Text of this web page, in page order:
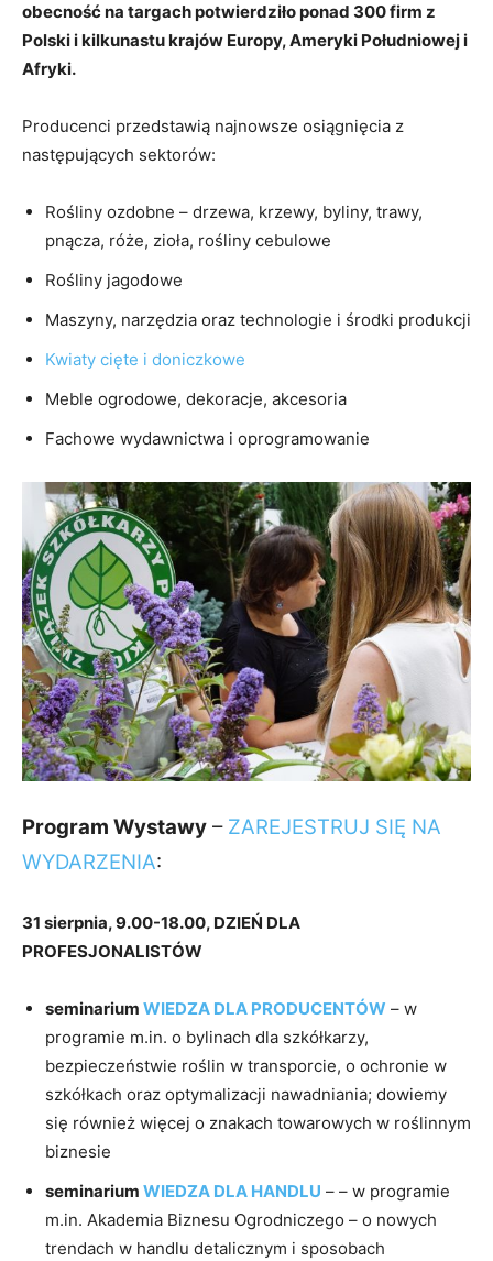
obecność na targach potwierdziło ponad 300 firm z
Polski i kilkunastu krajów Europy, Ameryki Południowej i
Afryki.
Producenci przedstawią najnowsze osiągnięcia z
następujących sektorów:
Rośliny ozdobne – drzewa, krzewy, byliny, trawy,
pnącza, róże, zioła, rośliny cebulowe
Rośliny jagodowe
Maszyny, narzędzia oraz technologie i środki produkcji
Kwiaty cięte i doniczkowe
Meble ogrodowe, dekoracje, akcesoria
Fachowe wydawnictwa i oprogramowanie
Program Wystawy – ZAREJESTRUJ SIĘ NA
WYDARZENIA:
31 sierpnia, 9.00-18.00, DZIEŃ DLA
PROFESJONALISTÓW
seminarium WIEDZA DLA PRODUCENTÓW – w
programie m.in. o bylinach dla szkółkarzy,
bezpieczeństwie roślin w transporcie, o ochronie w
szkółkach oraz optymalizacji nawadniania; dowiemy
się również więcej o znakach towarowych w roślinnym
biznesie
seminarium WIEDZA DLA HANDLU – – w programie
m.in. Akademia Biznesu Ogrodniczego – o nowych
trendach w handlu detalicznym i sposobach